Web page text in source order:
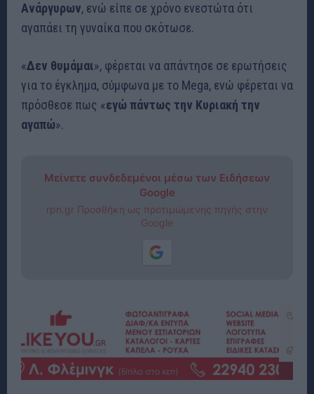
Ανάργυρων, ενώ είπε σε χρόνο ενεστώτα ότι
αγαπάει τη γυναίκα που σκότωσε.
«Δεν θυμάμαι», φέρεται να απάντησε σε ερωτήσεις
για το έγκλημα, σύμφωνα με το Mega, ενώ φέρεται να
πρόσθεσε πως «εγώ πάντως την Κυριακή την
αγαπώ».
Μείνετε συνδεδεμένοι μέσω των Ειδήσεων
Google
rpn.gr Προσθήκη ως προτιμώμενης πηγής στην
Google